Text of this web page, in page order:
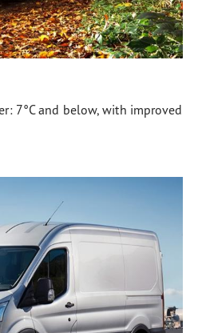
7°C and below, with improved